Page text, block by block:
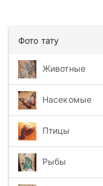
Фото тату
Животные
Насекомые
Птицы
Рыбы